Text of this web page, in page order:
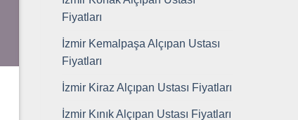
Fiyatları
İzmir Kemalpaşa Alçıpan Ustası
Fiyatları
İzmir Kiraz Alçıpan Ustası Fiyatları
İzmir Kınık Alçıpan Ustası Fiyatları